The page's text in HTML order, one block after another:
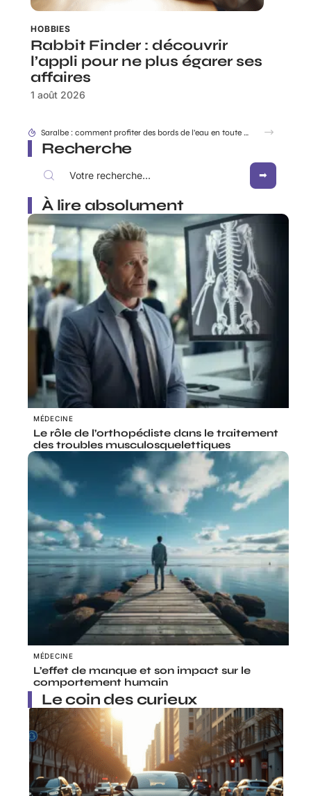
HOBBIES
Rabbit Finder : découvrir
l’appli pour ne plus égarer ses
affaires
1 août 2026
Dracaufeu carte Rare ou ultra rare : quelles différences pour les collectionneurs ?
Recherche
À lire absolument
MÉDECINE
Le rôle de l’orthopédiste dans le traitement
des troubles musculosquelettiques
MÉDECINE
L’effet de manque et son impact sur le
comportement humain
Le coin des curieux